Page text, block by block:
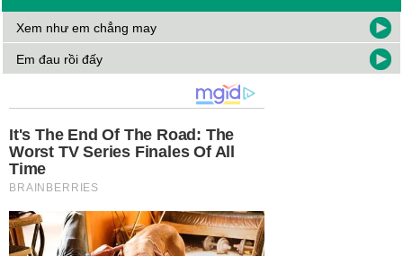
Xem như em chẳng may
Em đau rồi đấy